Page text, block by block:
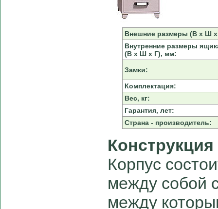
Внешние размеры (В х Ш
Внутренние размеры
(В х Ш х Г), мм:
Замки:
Комплектация:
Вес, кг:
Гарантия, лет:
Страна - производитель:
Конструкция
Корпус
между собой
между